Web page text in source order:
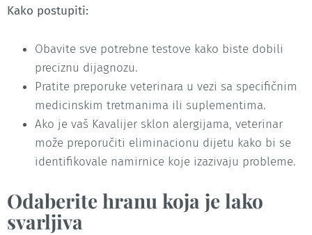
Kako postupiti:
Obavite sve potrebne testove kako biste dobili
preciznu dijagnozu.
Pratite preporuke veterinara u vezi sa specifičnim
medicinskim tretmanima ili suplementima.
Ako je vaš Kavalijer sklon alergijama, veterinar
može preporučiti eliminacionu dijetu kako bi se
identifikovale namirnice koje izazivaju probleme.
Odaberite hranu koja je lako
svarljiva